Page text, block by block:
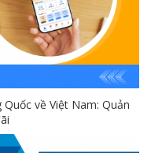
về Việt Nam: Quản